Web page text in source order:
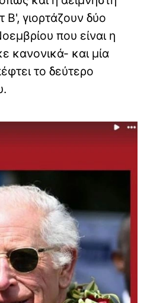
Β', γιορτάζουν δύο
που είναι η
κανονικά- και μία
το δεύτερο